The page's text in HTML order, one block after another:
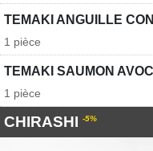
TEMAKI ANGUILLE
1 pièce
TEMAKI SAUMON
1 pièce
CHIRASHI -5%